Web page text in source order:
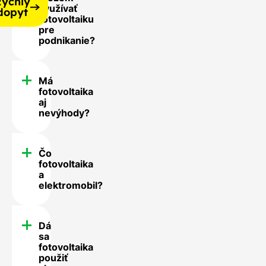
využívať
fotovoltaiku
pre
podnikanie?
Má
fotovoltaika
aj
nevýhody?
Čo
fotovoltaika
a
elektromobil?
Dá
sa
fotovoltaika
použiť